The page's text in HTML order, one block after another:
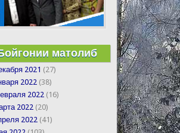
матолиб
2021 (27)
2022 (38)
2022 (16)
2022 (20)
2022 (41)